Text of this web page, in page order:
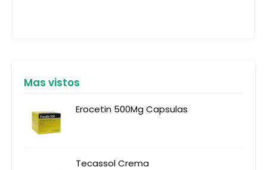
Mas vistos
Erocetin 500Mg Capsulas
Tecassol Crema